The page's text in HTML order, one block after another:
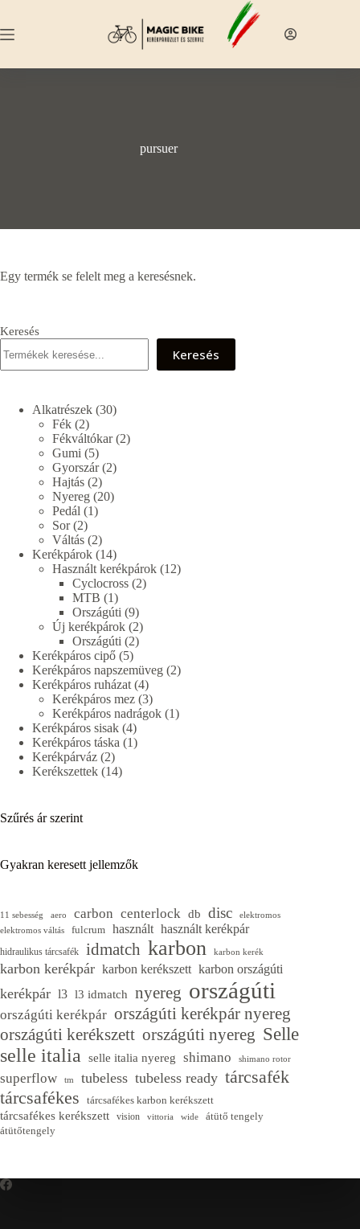
content
pursuer
Egy termék se felelt meg a keresésnek.
Keresés
Keresés
Alkatrészek 3030
Fék 22
termék
Fékváltókar 22
Gumi 55
termék
Gyorszár 22
Hajtás 22
termék
Nyereg 2020
Pedál 11
Sor 22
termék
Váltás 22
termék
Kerékpárok 1414
termék
Használt kerékpárok 1212
Cyclocross 22
MTB 11
termék
Országúti 99
termék
Új kerékpárok 22
termék
Országúti 22
Kerékpáros cipő 55
termék
Kerékpáros napszemüveg 22
Kerékpáros ruházat 44
termék
Kerékpáros mez 33
termék
Kerékpáros nadrágok 11
Kerékpáros sisak 44
termék
Kerékpáros táska 11
Kerékpárváz 22
termék
Kerékszettek 1414
Szűrés ár szerint
Gyakran keresett jellemzők
11 sebesség aero carbon centerlock db disc
elektromos
elektromos váltás
fulcrum használt használt kerékpár
hidraulikus tárcsafék idmatch karbon karbon kerék
karbon kerékpár karbon kerékszett karbon országúti
kerékpár l3 l3 idmatch nyereg országúti
országúti kerékpár országúti kerékpár nyereg
országúti kerékszett országúti nyereg Selle
selle italia selle italia nyereg shimano shimano rotor
superflow tm tubeless tubeless ready tárcsafék
tárcsafékes
tárcsafékes karbon kerékszett
tárcsafékes kerékszett vision vittoria wide
átütő tengely
átütőtengely